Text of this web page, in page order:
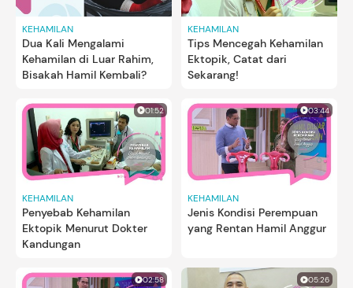
KEHAMILAN
Dua Kali Mengalami
Kehamilan di Luar Rahim,
Bisakah Hamil Kembali?
KEHAMILAN
Tips Mencegah Kehamilan
Ektopik, Catat dari
Sekarang!
01:52
KEHAMILAN
Penyebab Kehamilan
Ektopik Menurut Dokter
Kandungan
03:44
KEHAMILAN
Jenis Kondisi Perempuan
yang Rentan Hamil Anggur
02:58 05:26